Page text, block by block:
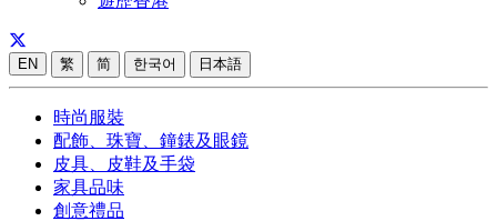
EN 繁 简 한국어 日本語
時尚服裝
配飾、珠寶、鐘錶及眼鏡
皮具、皮鞋及手袋
家具品味
創意禮品